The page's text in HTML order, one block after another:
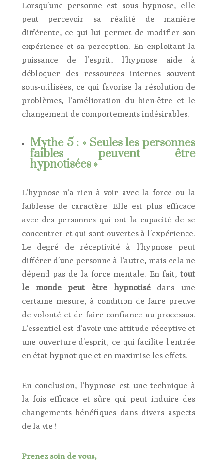
Lorsqu’une personne est sous hypnose, elle
peut percevoir sa réalité de manière
différente, ce qui lui permet de modifier son
expérience et sa perception. En exploitant la
puissance de l’esprit, l’hypnose aide à
débloquer des ressources internes souvent
sous-utilisées, ce qui favorise la résolution de
problèmes, l’amélioration du bien-être et le
changement de comportements indésirables.
Mythe 5 : « Seules les personnes
faibles peuvent être
hypnotisées »
L’hypnose n’a rien à voir avec la force ou la
faiblesse de caractère. Elle est plus efficace
avec des personnes qui ont la capacité de se
concentrer et qui sont ouvertes à l’expérience.
Le degré de réceptivité à l’hypnose peut
différer d’une personne à l’autre, mais cela ne
dépend pas de la force mentale. En fait,tout
le monde peut être hypnotisédans une
certaine mesure, à condition de faire preuve
de volonté et de faire confiance au processus.
L’essentiel est d’avoir une attitude réceptive et
une ouverture d’esprit, ce qui facilite l’entrée
en état hypnotique et en maximise les effets.
En conclusion, l’hypnose est une technique à
la fois efficace et sûre qui peut induire des
changements bénéfiques dans divers aspects
de la vie !
Prenez soin de vous,